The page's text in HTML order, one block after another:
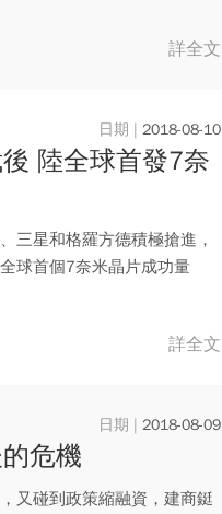
詳全文
2018-08-10
陸全球首發7奈
三星和格羅方德積極搶進，
球首個7奈米晶片成功量
詳全文
2018-08-09
危機
又碰到政策縮融資，建商鋌